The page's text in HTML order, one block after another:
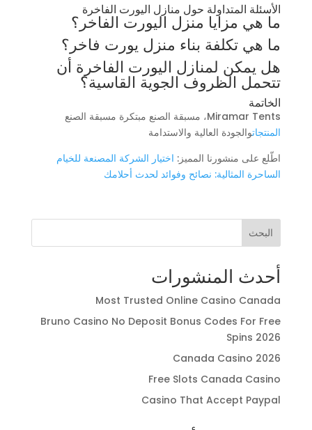
الأسئلة المتداولة حول منازل اليورت الفاخرة
ما هي مزايا منزل اليورت الفاخر؟
ما هي تكلفة بناء منزل يورت فاخر؟
هل يمكن لمنازل اليورت الفاخرة أن
تتحمل الظروف الجوية القاسية؟
الخاتمة
Miramar Tents، مسبقة الصنع مبتكرة مسبقة الصنع
المنتجاتوالجودة العالية والاستدامة
اطّلع على منشورنا المميز: اختيار الشركة المصنعة للخيام
الساحرة المثالية: نصائح وفوائد لحدث أحلامك
البحث
أحدث المنشورات
Most Trusted Online Casino Canada
Bruno Casino No Deposit Bonus Codes For Free
Spins 2026
Canada Casino 2026
Free Slots Canada Casino
Casino That Accept Paypal